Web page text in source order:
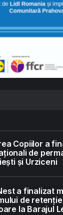
Copiilor a
de
și Urziceni
a finalizat
de
la Barajul